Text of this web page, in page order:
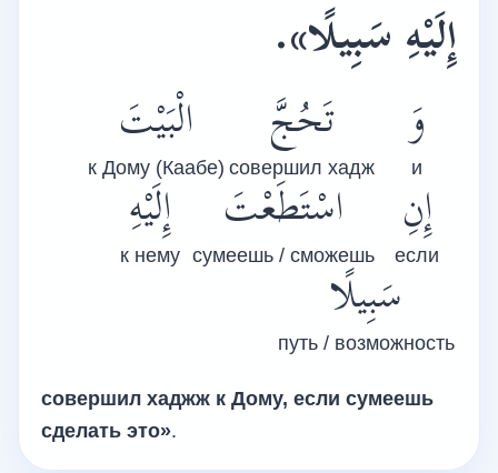
إِلَيْهِ سَبِيلًا».
وَ
и
تَحُجَّ
совершил хадж
الْبَيْتَ
к Дому (Каабе)
إِنِ
если
اسْتَطَعْتَ
сумеешь / сможешь
إِلَيْهِ
к нему
سَبِيلًا
путь / возможность
совершил хаджж к Дому, если сумеешь
сделать это».